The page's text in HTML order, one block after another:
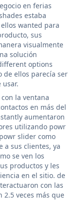
en ferias
estaba
wanted para
sus
visualmente
solución
options
ellos parecía ser
la ventana
en más del
aumentaron
utilizando powr
slider como
a sus clientes, ya
se ven los
productos y les
en el sitio. de
con las
veces más que